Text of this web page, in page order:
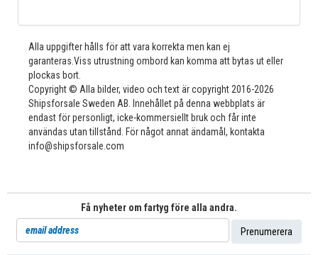
Alla uppgifter hålls för att vara korrekta men kan ej
garanteras.Viss utrustning ombord kan komma att bytas ut eller
plockas bort.
Copyright © Alla bilder, video och text är copyright 2016-2026
Shipsforsale Sweden AB. Innehållet på denna webbplats är
endast för personligt, icke-kommersiellt bruk och får inte
användas utan tillstånd. För något annat ändamål, kontakta
info@shipsforsale.com
Få nyheter om fartyg före alla andra.